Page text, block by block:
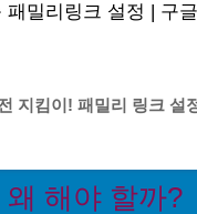
밀리링크 설정 | 구
지킴이! 패밀리 링크 설
해야 할까?